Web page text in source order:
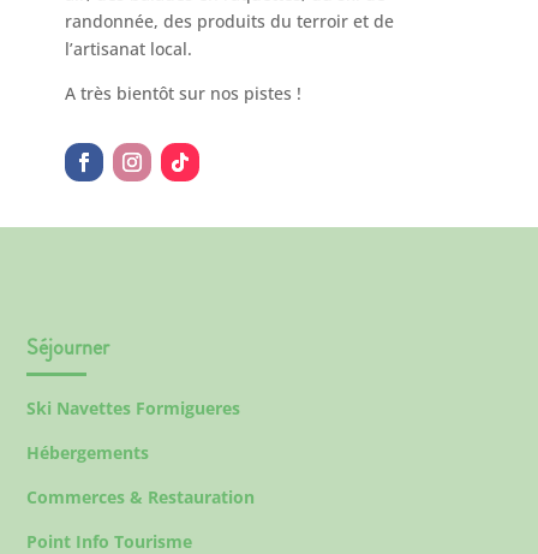
randonnée, des produits du terroir et de
l’artisanat local.
A très bientôt sur nos pistes !
Séjourner
Ski Navettes Formigueres
Hébergements
Commerces & Restauration
Point Info Tourisme